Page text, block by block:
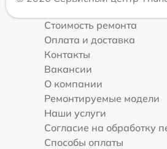
Стоимость ремонта
Оплата и доставка
Контакты
Вакансии
О компании
Ремонтируемые модели
Наши услуги
Согласие на обработку
Способы оплаты